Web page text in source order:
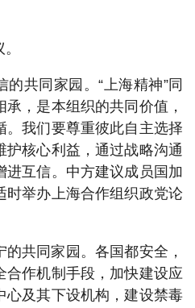
共同家园。“上海精神”同
，是本组织的共同价值，
。我们要尊重彼此自主选择
护核心利益，通过战略沟通
进互信。中方建议成员国加
时举办上海合作组织政党论
共同家园。各国都安全，
合作机制手段，加快建设应
心及其下设机构，建设禁毒